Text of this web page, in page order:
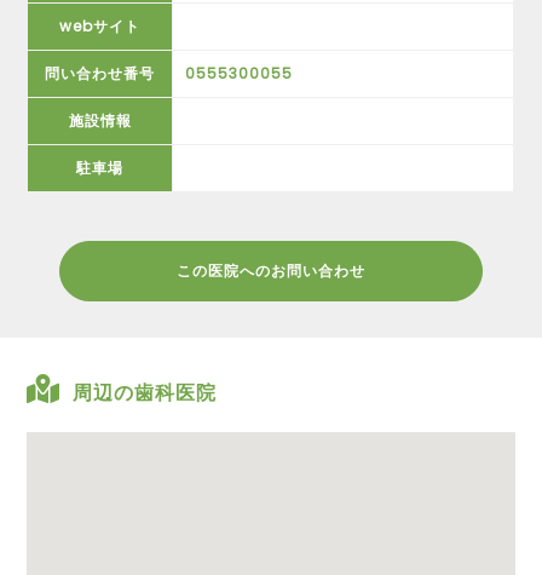
webサイト
問い合わせ番号 0555300055
施設情報
駐車場
この医院へのお問い合わせ
周辺の歯科医院